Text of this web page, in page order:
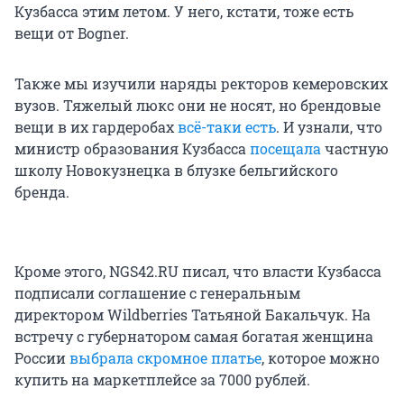
Кузбасса этим летом. У него, кстати, тоже есть
вещи от Bogner.
Также мы изучили наряды ректоров кемеровских
вузов. Тяжелый люкс они не носят, но брендовые
вещи в их гардеробахвсё-таки есть. И узнали, что
министр образования Кузбасса посещала частную
школу Новокузнецка в блузке бельгийского
бренда.
Кроме этого, NGS42.RU писал, что власти Кузбасса
подписали соглашение с генеральным
директором Wildberries Татьяной Бакальчук. На
встречу с губернатором самая богатая женщина
Россиивыбрала скромное платье, которое можно
купить на маркетплейсе за 7000 рублей.